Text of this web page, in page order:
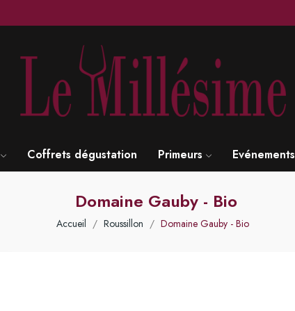
Coffrets dégustation Primeurs Evénements
Domaine Gauby - Bio
Accueil Roussillon Domaine Gauby - Bio